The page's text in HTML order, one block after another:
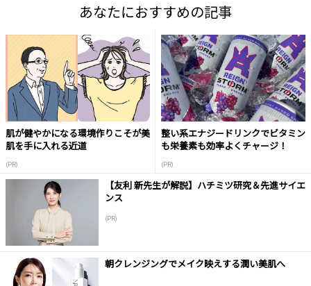
あなたにおすすめの記事
肌が健やかになる環境作りこそが美
肌を手に入れる近道
(PR)
整い系エナジードリンクでビタミン
も栄養素も効率よくチャージ！
(PR)
【友利 新先生が解説】ハチミツ研究＆先進サイエ
ンス
(PR)
朝クレンジングでメイク映えする潤い美肌へ